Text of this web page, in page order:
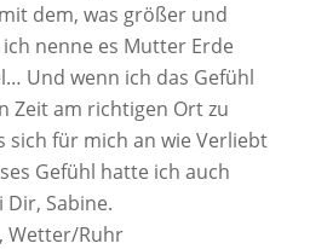
dem, was größer und
nenne es Mutter Erde
Und wenn ich das Gefühl
Zeit am richtigen Ort zu
sich für mich an wie Verliebt
Gefühl hatte ich auch
Sabine.
Wetter/Ruhr